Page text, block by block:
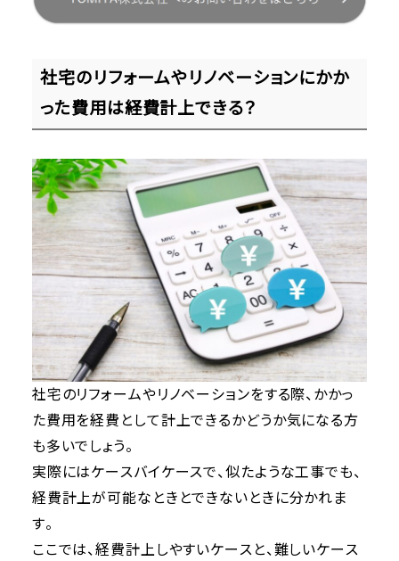
社宅のリフォームやリノベーションにかか
った費用は経費計上できる？
社宅のリフォームやリノベーションをする際、かかっ
た費用を経費として計上できるかどうか気になる方
も多いでしょう。
実際にはケースバイケースで、似たような工事でも、
経費計上が可能なときとできないときに分かれま
す。
ここでは、経費計上しやすいケースと、難しいケース